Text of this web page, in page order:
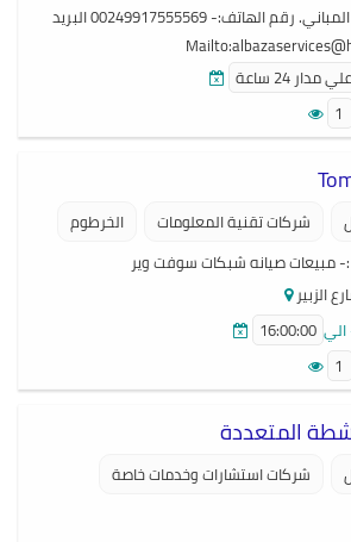
تعمل الشركة في تشيد المباني. رقم الهاتف:- 00249917555569 البريد
24 ساعة
1
شركات تقنية المعلومات
الخرطوم
مبيعات صيانه شبكات سوفت وير
الزبير
16:00:00
1
المتعددة
شركات استشارات وخدمات خاصة